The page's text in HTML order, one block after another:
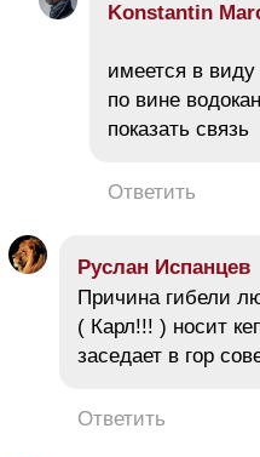
Konstantin
имеется в
по вине
показать связь
Ответить
Руслан Испанцев
Причина гибели
( Карл!!! ) носит
заседает в гор
Ответить